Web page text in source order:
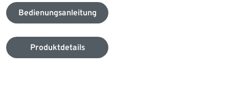
Bedienungsanleitung
Produktdetails